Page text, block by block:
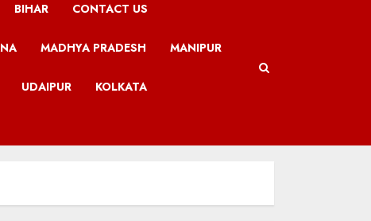
BIHAR CONTACT US
MADHYA PRADESH MANIPUR
UDAIPUR KOLKATA